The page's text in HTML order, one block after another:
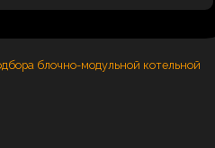
блочно-модульной котельной